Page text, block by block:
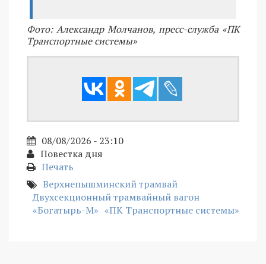
Фото: Александр Молчанов, пресс-служба «ПК
Транспортные системы»
08/08/2026 - 23:10
Повестка дня
Печать
Верхнепышминский трамвай
Двухсекционный трамвайный вагон
«Богатырь-М» «ПК Транспортные системы»